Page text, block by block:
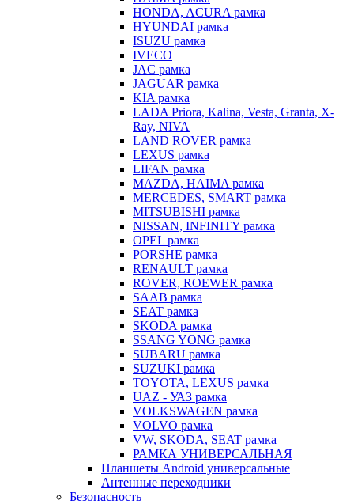
HONDA, ACURA рамка
HYUNDAI рамка
ISUZU рамка
IVECO
JAC рамка
JAGUAR рамка
KIA рамка
LADA Priora, Kalina, Vesta, Granta, X-
Ray, NIVA
LAND ROVER рамка
LEXUS рамка
LIFAN рамка
MAZDA, HAIMA рамка
MERCEDES, SMART рамка
MITSUBISHI рамка
NISSAN, INFINITY рамка
OPEL рамка
PORSHE рамка
RENAULT рамка
ROVER, ROEWER рамка
SAAB рамка
SEAT рамка
SKODA рамка
SSANG YONG рамка
SUBARU рамка
SUZUKI рамка
TOYOTA, LEXUS рамка
UAZ - УАЗ рамка
VOLKSWAGEN рамка
VOLVO рамка
VW, SKODA, SEAT рамка
РАМКА УНИВЕРСАЛЬНАЯ
Планшеты Android универсальные
Антенные переходники
Безопасность